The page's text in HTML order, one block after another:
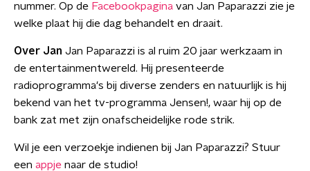
nummer. Op de Facebookpagina van Jan Paparazzi zie je
welke plaat hij die dag behandelt en draait.
Over Jan Jan Paparazzi is al ruim 20 jaar werkzaam in
de entertainmentwereld. Hij presenteerde
radioprogramma's bij diverse zenders en natuurlijk is hij
bekend van het tv-programma Jensen!, waar hij op de
bank zat met zijn onafscheidelijke rode strik.
Wil je een verzoekje indienen bij Jan Paparazzi? Stuur
een appje naar de studio!